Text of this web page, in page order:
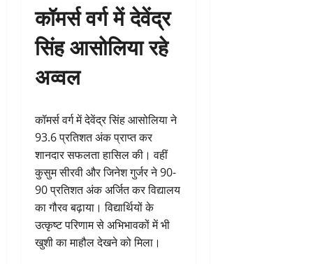
कॉमर्स वर्ग में देवेंद्र
सिंह आसोलिया रहे
अव्वल
कॉमर्स वर्ग में देवेंद्र सिंह आसोलिया ने
93.6 प्रतिशत अंक प्राप्त कर
शानदार सफलता हासिल की। वहीं
कुसुम सीरवी और जिनेश गुर्जर ने 90-
90 प्रतिशत अंक अर्जित कर विद्यालय
का गौरव बढ़ाया। विद्यार्थियों के
उत्कृष्ट परिणाम से अभिभावकों में भी
खुशी का माहौल देखने को मिला।